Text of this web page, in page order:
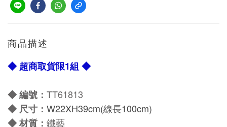
商品描述
◆ 超商取貨限1組 ◆
◆ 編號： TT61813
◆ 尺寸： W22XH39cm(線長100cm)
◆材質： 鐵藝